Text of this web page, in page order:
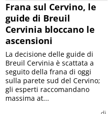
Frana sul Cervino, le
guide di Breuil
Cervinia bloccano le
ascensioni
La decisione delle guide di
Breuil Cervinia è scattata a
seguito della frana di oggi
sulla parete sud del Cervino;
gli esperti raccomandano
massima at...